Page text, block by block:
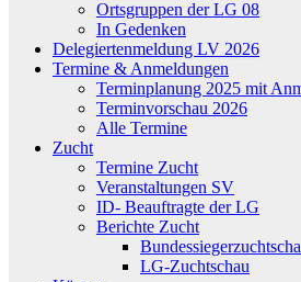
Ortsgruppen der LG 08
In Gedenken
Delegiertenmeldung LV 2026
Termine & Anmeldungen
Terminplanung 2025 mit
Terminvorschau 2026
Alle Termine
Zucht
Termine Zucht
Veranstaltungen SV
ID- Beauftragte der LG
Berichte Zucht
LG-Zuchtschau